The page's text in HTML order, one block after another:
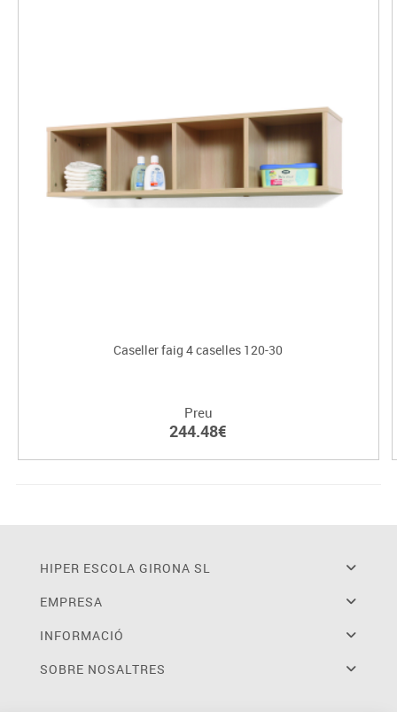
Caseller faig 4 caselles 120-30
Preu
244.48€
HIPER ESCOLA GIRONA SL
EMPRESA
INFORMACIÓ
SOBRE NOSALTRES